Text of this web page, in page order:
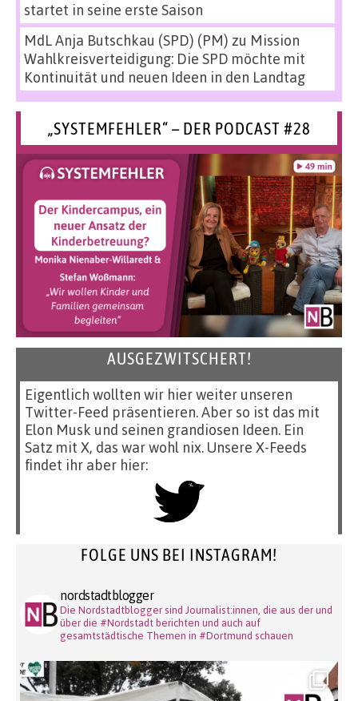
startet in seine erste Saison
MdL Anja Butschkau (SPD) (PM) zu Mission
Wahlkreisverteidigung: Die SPD möchte mit
Kontinuität und neuen Ideen in den Landtag
„SYSTEMFEHLER“ – DER PODCAST #28
AUSGEZWITSCHERT!
Eigentlich wollten wir hier weiter unseren
Twitter-Feed präsentieren. Aber so ist das mit
Elon Musk und seinen grandiosen Ideen. Ein
Satz mit X, das war wohl nix. Unsere X-Feeds
findet ihr aber hier:
FOLGE UNS BEI INSTAGRAM!
nordstadtblogger
Die Nordstadtblogger sind Journalist:innen, die aus der und
über die #Nordstadt berichten und auch auf
gesamtstädtische Themen in #Dortmund schauen